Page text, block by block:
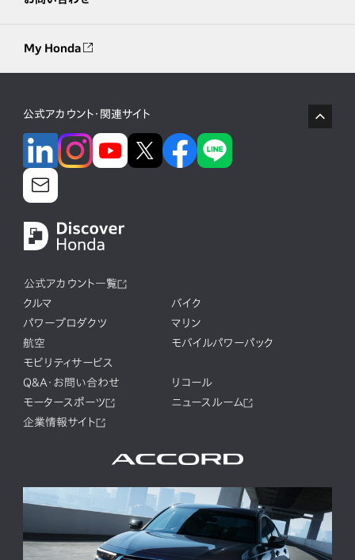
My Honda
公式アカウント・関連サイト
公式アカウント一覧
クルマ
バイク
パワープロダクツ
マリン
航空
モバイルパワーパック
モビリティサービス
Q&A・お問い合わせ
リコール
モータースポーツ
ニュースルーム
企業情報サイト